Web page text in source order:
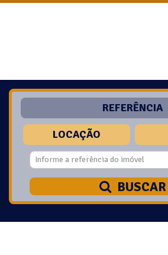
REFERÊNCIA
LOCAÇÃO
BUSCAR